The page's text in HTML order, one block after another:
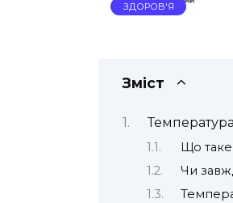
ЗДОРОВ'Я
Зміст
Що таке
Чи